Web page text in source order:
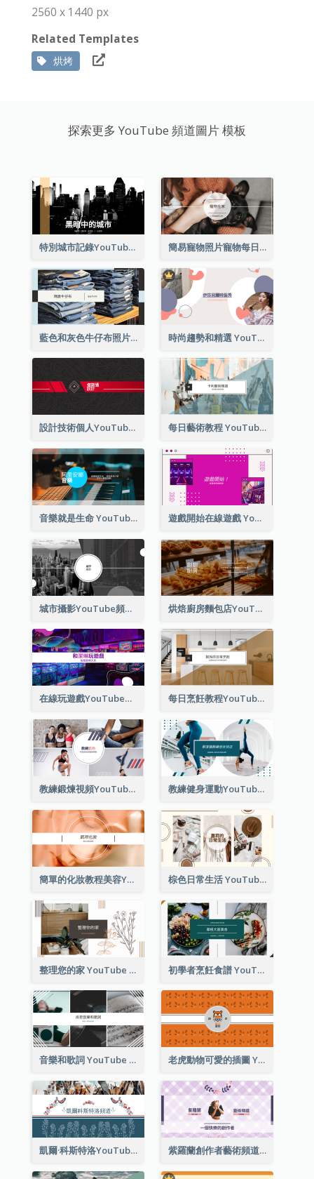
2560 x 1440 px
Related Templates
烘烤
探索更多 YouTube 頻道圖片 模板
特別城市記錄YouTube頻道圖片 簡易寵物照片寵物每日YouTube頻道圖片
藍色和灰色牛仔布照片時尚展望YouTube頻道圖片 時尚趨勢和精選 YouTube 頻道圖片
設計技術個人YouTube頻道圖片 每日藝術教程 YouTube 頻道圖片
音樂就是生命 YouTube 頻道圖片 遊戲開始在線遊戲 YouTube 頻道圖片
城市攝影YouTube頻道圖片 烘焙廚房麵包店YouTube頻道圖片
在線玩遊戲YouTube頻道圖片 每日烹飪教程YouTube頻道圖片
教練鍛煉視頻YouTube頻道圖片 教練健身運動YouTube頻道圖片
簡單的化妝教程美容YouTube頻道圖片 棕色日常生活 YouTube 頻道圖片
整理您的家 YouTube 頻道圖片 初學者烹飪食譜 YouTube 頻道圖片
音樂和歌詞 YouTube 頻道圖片 老虎動物可愛的插圖 YouTube 頻道圖片
凱爾·科斯特洛YouTube頻道圖片2 紫羅蘭創作者藝術頻道Youtube頻道圖片